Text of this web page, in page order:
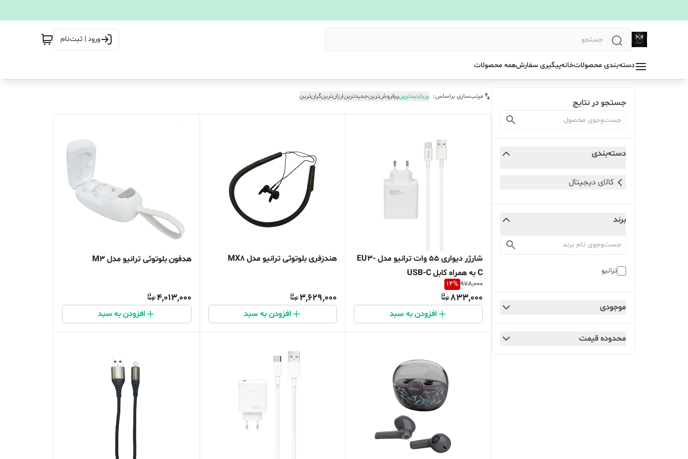
ورود | ثبت‌نام
دسته‌بندی محصولاتخانهپیگیری سفارشهمه محصولات
جستجو در نتایج
دسته‌بندی
کالای دیجیتال
برند
ترانیو
موجودی
محدوده قیمت
مرتب‌سازی براساس: پربازدیدترینپرفروش‌ترینجدیدترینارزان‌ترینگران‌ترین
شارژر دیواری 55 وات ترانیو مدل EU3-
C به همراه کابل USB-C
978,000
14%
833,000
افزودن به سبد
هندزفری بلوتوثی ترانیو مدل MX8
3,629,000
افزودن به سبد
هدفون بلوتوثی ترانیو مدل M3
4,013,000
افزودن به سبد